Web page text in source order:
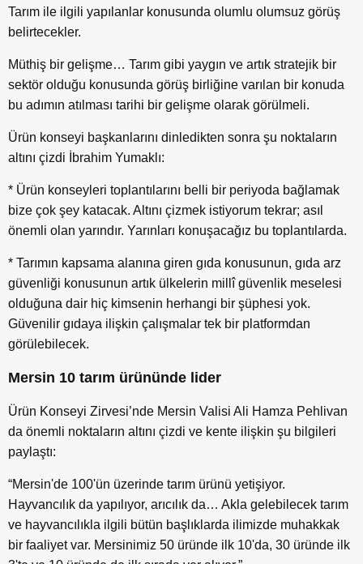
Tarım ile ilgili yapılanlar konusunda olumlu olumsuz görüş
belirtecekler.
Müthiş bir gelişme… Tarım gibi yaygın ve artık stratejik bir
sektör olduğu konusunda görüş birliğine varılan bir konuda
bu adımın atılması tarihi bir gelişme olarak görülmeli.
Ürün konseyi başkanlarını dinledikten sonra şu noktaların
altını çizdi İbrahim Yumaklı:
* Ürün konseyleri toplantılarını belli bir periyoda bağlamak
bize çok şey katacak. Altını çizmek istiyorum tekrar; asıl
önemli olan yarındır. Yarınları konuşacağız bu toplantılarda.
* Tarımın kapsama alanına giren gıda konusunun, gıda arz
güvenliği konusunun artık ülkelerin millî güvenlik meselesi
olduğuna dair hiç kimsenin herhangi bir şüphesi yok.
Güvenilir gıdaya ilişkin çalışmalar tek bir platformdan
görülebilecek.
Mersin 10 tarım ürününde lider
Ürün Konseyi Zirvesi’nde Mersin Valisi Ali Hamza Pehlivan
da önemli noktaların altını çizdi ve kente ilişkin şu bilgileri
paylaştı:
“Mersin'de 100'ün üzerinde tarım ürünü yetişiyor.
Hayvancılık da yapılıyor, arıcılık da… Akla gelebilecek tarım
ve hayvancılıkla ilgili bütün başlıklarda ilimizde muhakkak
bir faaliyet var. Mersinimiz 50 üründe ilk 10'da, 30 üründe ilk